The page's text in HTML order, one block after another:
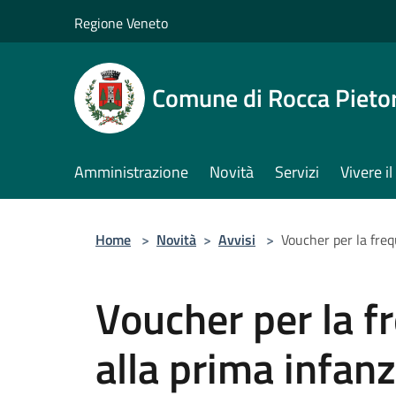
Regione Veneto
Comune di Rocca
Amministrazione Novità Servizi Vivere
Home > Novità > Avvisi > Voucher per la
Voucher per la
alla prima